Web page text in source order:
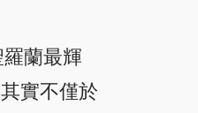
蘭最輝
實不僅於